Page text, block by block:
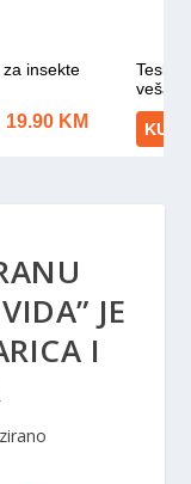
JE
I